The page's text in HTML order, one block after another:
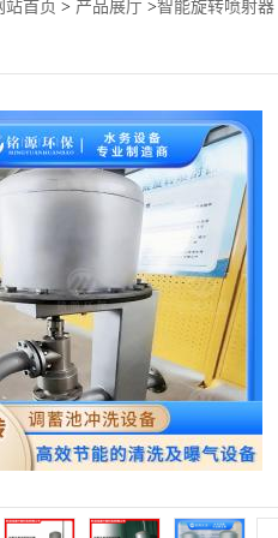
站首页 > 产品展厅 >智能旋转喷射器